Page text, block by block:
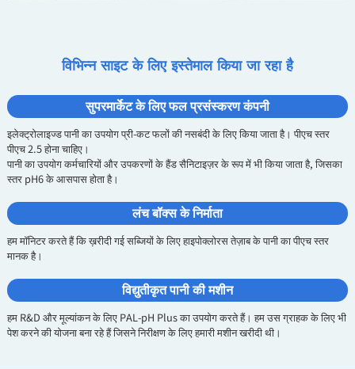
विभिन्न साइट के लिए इस्तेमाल किया जा रहा है
सुपरमार्केट के लिए फल प्रसंस्करण कंपनी
इलेक्ट्रोलाइज्ड पानी का उपयोग प्री-कट फलों की नसबंदी के लिए किया जाता है। पीएच स्तर
पीएच 2.5 होना चाहिए।
पानी का उपयोग कर्मचारियों और उपकरणों के हैंड सैनिटाइज़र के रूप में भी किया जाता है, जिसका
स्तर pH6 के आसपास होता है।
लंच बॉक्स के निर्माता
हम मॉनिटर करते हैं कि ख़रीदी गई सब्जियों के लिए हाइपोक्लोरस तेज़ाब के पानी का पीएच स्तर
मानक है।
विद्युतीकृत पानी की मशीन
हम R&D और मूल्यांकन के लिए PAL-pH Plus का उपयोग करते हैं। हम उस ग्राहक के लिए भी
पेश करने की योजना बना रहे हैं जिसने निरीक्षण के लिए हमारी मशीन खरीदी थी।